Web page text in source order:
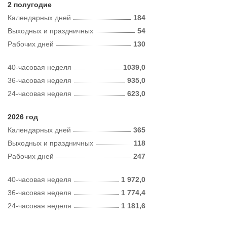
2 полугодие
Календарных дней
184
Рабочих дней 130
Выходных и праздничных 54
40-часовая неделя
1039,0
36-часовая неделя
935,0
24-часовая неделя
623,0
2026 год
Календарных дней
365
Рабочих дней 247
Выходных и праздничных 118
40-часовая неделя
1 972,0
36-часовая неделя
1 774,4
24-часовая неделя
1 181,6